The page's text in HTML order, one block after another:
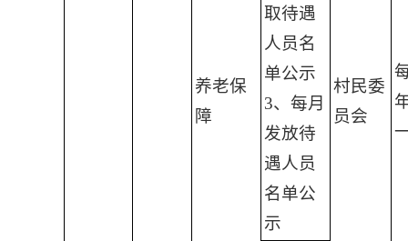
养老保
障
村民委
员会
取待遇
人员名
单公示
3、每月
发放待
遇人员
名单公
示